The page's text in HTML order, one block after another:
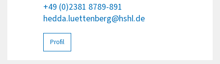
+49 (0)2381 8789-891
hedda.luettenberg@hshl.de
Profil